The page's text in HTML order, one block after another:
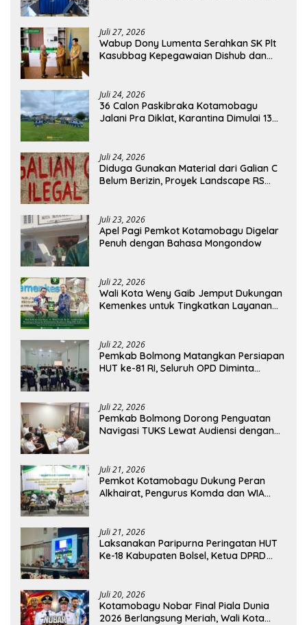
Juli 27, 2026
Wabup Dony Lumenta Serahkan SK Plt
Kasubbag Kepegawaian Dishub dan
Juli 24, 2026
36 Calon Paskibraka Kotamobagu
Jalani Pra Diklat, Karantina Dimulai 13
Juli 24, 2026
Diduga Gunakan Material dari Galian C
Belum Berizin, Proyek Landscape RS
Juli 23, 2026
Apel Pagi Pemkot Kotamobagu Digelar
Penuh dengan Bahasa Mongondow
Juli 22, 2026
Wali Kota Weny Gaib Jemput Dukungan
Kemenkes untuk Tingkatkan Layanan
Juli 22, 2026
Pemkab Bolmong Matangkan Persiapan
HUT ke-81 RI, Seluruh OPD Diminta
Juli 22, 2026
Pemkab Bolmong Dorong Penguatan
Navigasi TUKS Lewat Audiensi dengan
Juli 21, 2026
Pemkot Kotamobagu Dukung Peran
Alkhairat, Pengurus Komda dan WIA
Juli 21, 2026
Laksanakan Paripurna Peringatan HUT
Ke-18 Kabupaten Bolsel, Ketua DPRD
Juli 20, 2026
Kotamobagu Nobar Final Piala Dunia
2026 Berlangsung Meriah, Wali Kota